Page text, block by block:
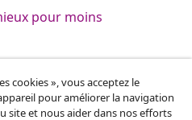
pour moins
cookies », vous acceptez le
pour améliorer la navigation
site et nous aider dans nos efforts